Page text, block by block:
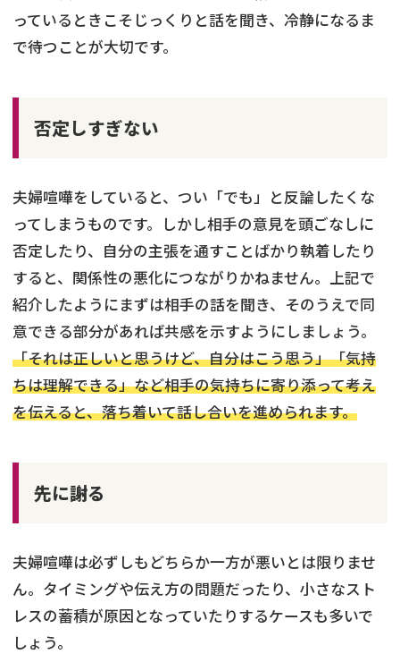
っているときこそじっくりと話を聞き、冷静になるま
で待つことが大切です。
否定しすぎない
夫婦喧嘩をしていると、つい「でも」と反論したくな
ってしまうものです。しかし相手の意見を頭ごなしに
否定したり、自分の主張を通すことばかり執着したり
すると、関係性の悪化につながりかねません。上記で
紹介したようにまずは相手の話を聞き、そのうえで同
意できる部分があれば共感を示すようにしましょう。
「それは正しいと思うけど、自分はこう思う」「気持
ちは理解できる」など相手の気持ちに寄り添って考え
を伝えると、落ち着いて話し合いを進められます。
先に謝る
夫婦喧嘩は必ずしもどちらか一方が悪いとは限りませ
ん。タイミングや伝え方の問題だったり、小さなスト
レスの蓄積が原因となっていたりするケースも多いで
しょう。